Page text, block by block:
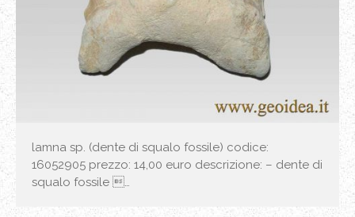
orecchini in argento con
crisocolla
scheda-quarzo-gatteggiante
lamna sp. (dente di squalo fossile) codice:
16052905 prezzo: 14,00 euro descrizione: – dente di
squalo fossile …